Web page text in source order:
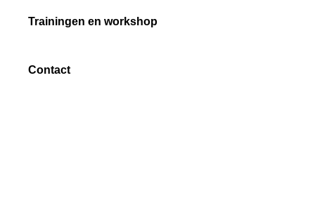
Trainingen en workshop
Contact